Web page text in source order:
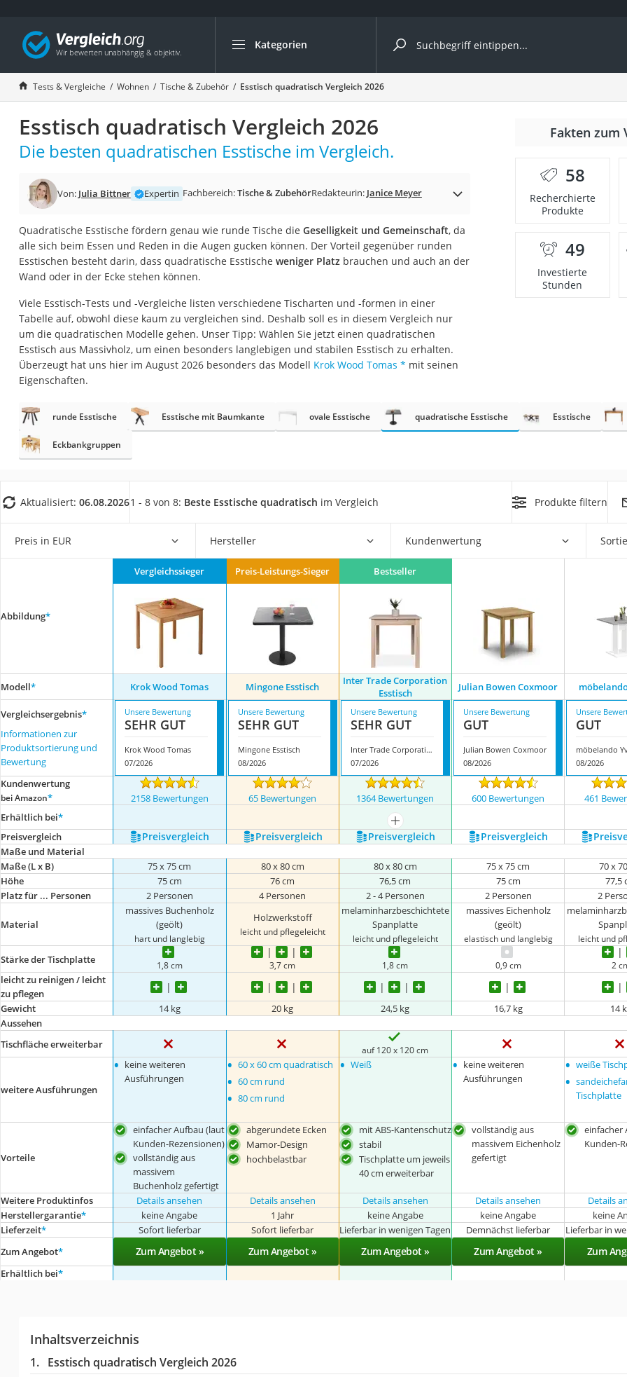
Kategorien
Die beliebtesten Vergleiche nach Kategorie
Wohnen
Matratzen-Topper
Matratzen
Konferenzlautsprecher
Badlüfter
Bürohocker
Außenleuchte mit Kamera
Akku-Tischlampe
Konferenzmikrofon
Klappmatratze
Duschkopf mit Kalkfilter
Bettgitter
Spannbettlaken
Höhenverstellbarer Schreibtisch
Service
Tests & Vergleiche Wohnen Tische & Zubehör Esstisch quadratisch Vergleich 2026
Esstisch quadratisch Vergleich 2026
Die besten quadratischen Esstische im Vergleich.
Von: Julia Bittner Expertin Fachbereich:Tische & ZubehörRedakteurin: Janice Meyer
Quadratische Esstische fördern genau wie runde Tische die Geselligkeit und Gemeinschaft, da
alle sich beim Essen und Reden in die Augen gucken können. Der Vorteil gegenüber runden
Esstischen besteht darin, dass quadratische Esstische weniger Platzbrauchen und auch an der
Wand oder in der Ecke stehen können.
Viele Esstisch-Tests und -Vergleiche listen verschiedene Tischarten und -formen in einer
Tabelle auf, obwohl diese kaum zu vergleichen sind. Deshalb soll es in diesem Vergleich nur
um die quadratischen Modelle gehen. Unser Tipp: Wählen Sie jetzt einen quadratischen
Esstisch aus Massivholz, um einen besonders langlebigen und stabilen Esstisch zu erhalten.
Überzeugt hat uns hier im August 2026 besonders das Modell Krok Wood Tomas * mit seinen
Eigenschaften.
Fakten zum
58
Recherchierte
Produkte
49
Investierte
Stunden
runde Esstische Esstische mit Baumkante ovale Esstische quadratische Esstische Esstische
Eckbankgruppen
Aktualisiert: 06.08.20261 - 8 von 8: Beste Esstische quadratisch im Vergleich Produkte filtern
Preis in EUR Hersteller Kundenwertung
Abbildung*
Vergleichssieger Preis-Leistungs-Sieger Bestseller
Modell* Krok Wood Tomas Mingone Esstisch
Inter Trade Corporation
Esstisch
Julian Bowen Coxmoor
Vergleichsergebnis*
Informationen zur
Produktsortierung und
Bewertung
Unsere Bewertung
SEHR GUT
Krok Wood Tomas
07/2026
Unsere Bewertung
SEHR GUT
Mingone Esstisch
08/2026
Unsere Bewertung
SEHR GUT
Inter Trade Corporation Esstisch
07/2026
Unsere Bewertung
GUT
Julian Bowen Coxmoor
08/2026
Unsere
GUT
möbelando
08/2026
Kundenwertung
bei Amazon* 2158 Bewertungen 65 Bewertungen 1364 Bewertungen 600 Bewertungen 461
Erhältlich bei*
mehr anzeigen
Preis­vergleich
Preis­vergleich Preis­vergleich Preis­vergleich Preis­vergleich
Maße und Material
Maße (L x B)
75 x 75 cm 80 x 80 cm 80 x 80 cm 75 x 75 cm 70 x
Höhe
75 cm 76 cm 76,5 cm 75 cm 77,5
Platz für ... Personen
2 Personen 4 Personen 2 - 4 Personen 2 Personen 2
Material
massives Buchenholz
(geölt)
hart und langlebig
Holzwerkstoff
leicht und pflegeleicht
melaminharzbeschichtete
Spanplatte
leicht und pflegeleicht
massives Eichenholz
(geölt)
elastisch und langlebig leicht und
Stärke der Tischplatte 1,8 cm 3,7 cm 1,8 cm 0,9 cm 2
leicht zu reinigen / leicht
zu pflegen
Gewicht
14 kg 20 kg 24,5 kg 16,7 kg 14
Aussehen
Tischfläche erweiterbar
auf 120 x 120 cm
weitere Ausführungen
• keine weiteren
Ausführungen
• 60 x 60 cm quadratisch
• 60 cm rund
• 80 cm rund
• Weiß • keine weiteren
Ausführungen
• weiße
•
Tischplatte
Vorteile
einfacher Aufbau (laut
Kunden-Rezensionen)
vollständig aus
massivem
Buchenholz gefertigt
abgerundete Ecken
Mamor-Design
hochbelastbar
mit ABS-Kantenschutz
stabil
Tischplatte um jeweils
40 cm erweiterbar
vollständig aus
massivem Eichenholz
gefertigt
einfacher
Kunden-
Weitere Produktinfos Details ansehen Details ansehen Details ansehen Details ansehen Details
Herstellergarantie* keine Angabe 1 Jahr keine Angabe keine Angabe keine
Lieferzeit* Sofort lieferbar Sofort lieferbar Lieferbar in wenigen Tagen Demnächst lieferbar Lieferbar in
Zum Angebot* Zum Angebot » Zum Angebot » Zum Angebot » Zum Angebot » Zum
Erhältlich bei*
Inhaltsverzeichnis
Esstisch quadratisch Vergleich 2026